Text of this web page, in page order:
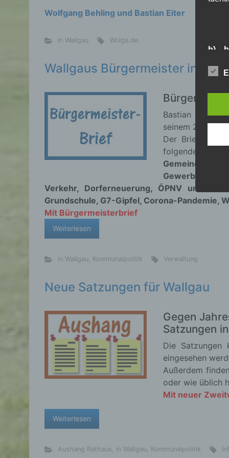
Wolfgang Behling und Bastian Eiter
in Wallgau Woiga.de
Wallgaus Bürgermeister
Bastian Eiter,
seinem 2.
Der Brief der
folgende
Gemeinderat
Verkehr, Dorferneuerung, ÖPNV und
Grundschule, G7-Gipfel, Corona-Pandemie,
Mit Bürgermeisterbrief
Weiterlesen
in Wallgau, Kommunalpolitik Verwaltung
Neue Satzungen für Wallgau
Gegen
Satzungen
Die Satzungen
eingesehen
Außerdem
oder wie üblich
Mit neuer
Weiterlesen
Aushang Rathaus, in Wallgau, Kommunalpolitik
b)
c)
e)